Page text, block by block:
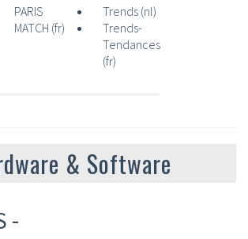
PARIS
MATCH (fr)
Trends (nl)
Trends-
Tendances
(fr)
& Software
-